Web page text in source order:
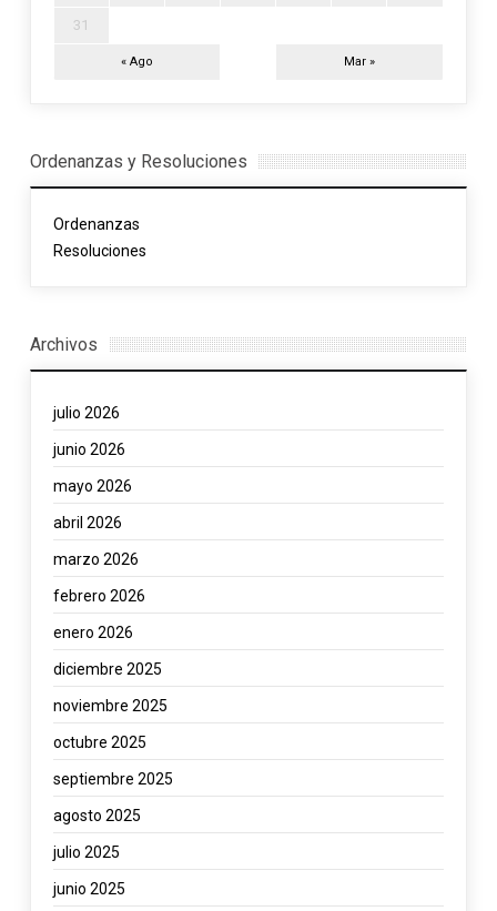
« Ago Mar »
31
Ordenanzas y Resoluciones
Ordenanzas
Resoluciones
Archivos
julio 2026
junio 2026
mayo 2026
abril 2026
marzo 2026
febrero 2026
enero 2026
diciembre 2025
noviembre 2025
octubre 2025
septiembre 2025
agosto 2025
julio 2025
junio 2025